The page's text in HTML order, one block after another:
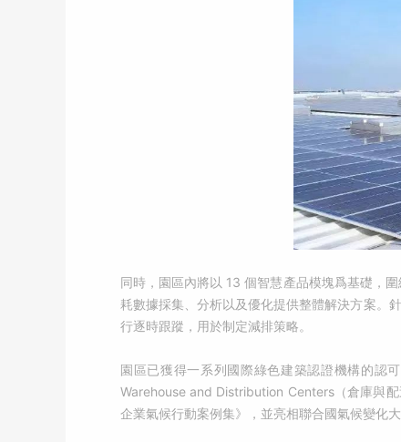
同時，園區內將以 13 個智慧產品模塊爲基礎，
耗數據採集、分析以及優化提供整體解決方案。
行逐時跟蹤，用於制定減排策略。
園區已獲得一系列國際綠色建築認證機構的認
Warehouse and Distribution Centers（倉庫與
企業氣候行動案例集》，並亮相聯合國氣候變化